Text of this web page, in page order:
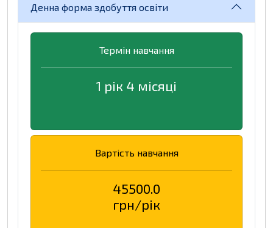
Денна форма здобуття освіти
Термін навчання
1 рік 4 місяці
Вартість навчання
45500.0
грн/рік